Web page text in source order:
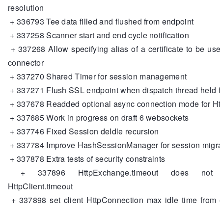
resolution
+ 336793 Tee data filled and flushed from endpoint
+ 337258 Scanner start and end cycle notification
+ 337268 Allow specifying alias of a certificate to be
connector
+ 337270 Shared Timer for session management
+ 337271 Flush SSL endpoint when dispatch thread held
+ 337678 Readded optional async connection mode for
+ 337685 Work in progress on draft 6 websockets
+ 337746 Fixed Session deIdle recursion
+ 337784 Improve HashSessionManager for session
+ 337878 Extra tests of security constraints
+ 337896 HttpExchange.timeout does not
HttpClient.timeout
+ 337898 set client HttpConnection max idle time from